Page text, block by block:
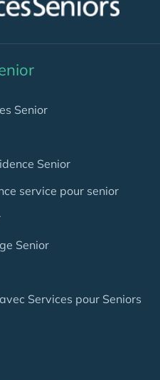
Senior
Senior
service pour senior
Senior
Services pour Seniors